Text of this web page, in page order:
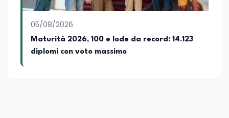
05/08/2026
Maturità 2026, 100 e lode da record: 14.123
diplomi con voto massimo